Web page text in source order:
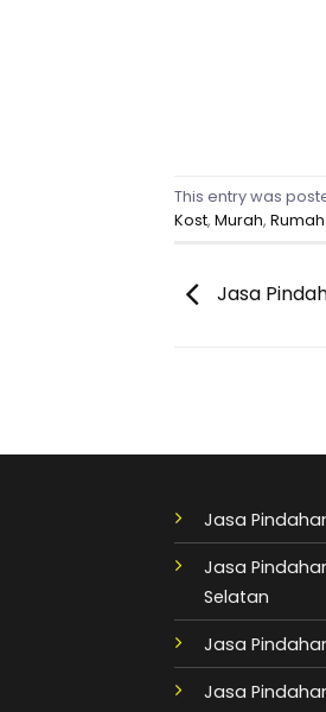
This entry was
Kost, Murah,
Jasa
Jasa
Jasa
Selatan
Jasa
Jasa